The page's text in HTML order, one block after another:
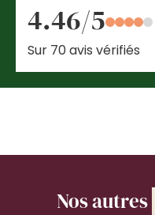
4.46/5
Sur 70 avis vérifiés
Nos autres